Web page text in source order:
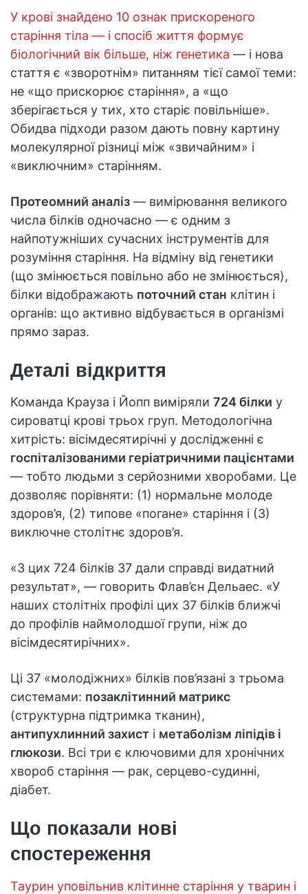
У крові знайдено 10 ознак прискореного
старіння тіла — і спосіб життя формує
біологічний вік більше, ніж генетика — і нова
стаття є «зворотнім» питанням тієї самої теми:
не «що прискорює старіння», а «що
зберігається у тих, хто старіє повільніше».
Обидва підходи разом дають повну картину
молекулярної різниці між «звичайним» і
«виключним» старінням.
Протеомний аналіз — вимірювання великого
числа білків одночасно — є одним з
найпотужніших сучасних інструментів для
розуміння старіння. На відміну від генетики
(що змінюється повільно або не змінюється),
білки відображають поточний стан клітин і
органів: що активно відбувається в організмі
прямо зараз.
Деталі відкриття
Команда Крауза і Йопп виміряли 724 білки у
сироватці крові трьох груп. Методологічна
хитрість: вісімдесятирічні у дослідженні є
госпіталізованими геріатричними пацієнтами
— тобто людьми з серйозними хворобами. Це
дозволяє порівняти: (1) нормальне молоде
здоров’я, (2) типове «погане» старіння і (3)
виключне столітнє здоров’я.
«З цих 724 білків 37 дали справді видатний
результат», — говорить Флав’єн Дельаес. «У
наших столітніх профілі цих 37 білків ближчі
до профілів наймолодшої групи, ніж до
вісімдесятирічних».
Ці 37 «молодіжних» білків пов’язані з трьома
системами: позаклітинний матрикс
(структурна підтримка тканин),
антипухлинний захист і метаболізм ліпідів і
глюкози. Всі три є ключовими для хронічних
хвороб старіння — рак, серцево-судинні,
діабет.
Що показали нові
спостереження
Таурин уповільнив клітинне старіння у тварин і